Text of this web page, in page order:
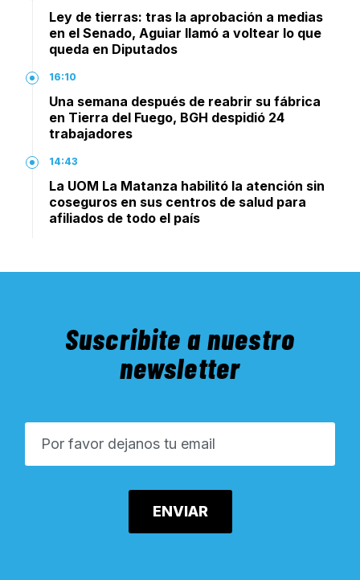
Ley de tierras: tras la aprobación a medias
en el Senado, Aguiar llamó a voltear lo que
queda en Diputados
16:10
Una semana después de reabrir su fábrica
en Tierra del Fuego, BGH despidió 24
trabajadores
14:43
La UOM La Matanza habilitó la atención sin
coseguros en sus centros de salud para
afiliados de todo el país
Suscribite a nuestro
newsletter